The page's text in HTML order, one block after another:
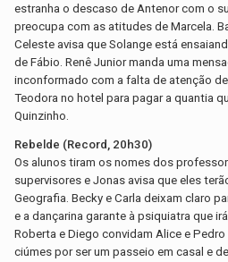
estranha o descaso de Antenor com o
preocupa com as atitudes de Marcela.
Celeste avisa que Solange está
de Fábio. Renê Junior manda uma
inconformado com a falta de atenção
Teodora no hotel para pagar a quantia
Quinzinho.
Rebelde (Record, 20h30)
Os alunos tiram os nomes dos
supervisores e Jonas avisa que eles
Geografia. Becky e Carla deixam claro
e a dançarina garante à psiquiatra que
Roberta e Diego convidam Alice e
ciúmes por ser um passeio em casal e